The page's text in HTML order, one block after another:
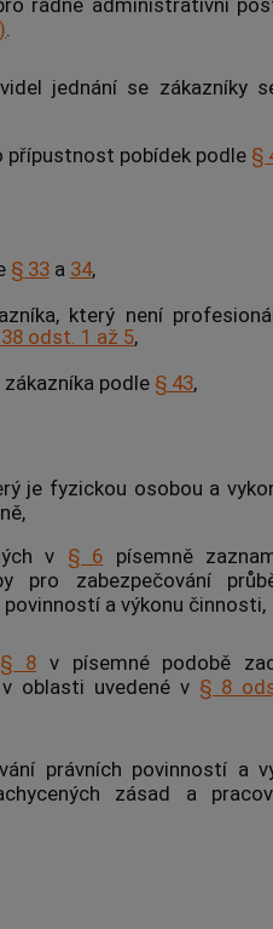
řádné administrativní
.
jednání se zákazníky
přípustnost pobídek podle §
§ 33a 34,
který není
odst. 1 až 5,
podle § 43,
je fyzickou osobou a
v § 6 písemně
pro zabezpečování
a výkonu činnosti,
§ 8 v písemné podobě
oblasti uvedené v § 8
právních povinností a
zásad a